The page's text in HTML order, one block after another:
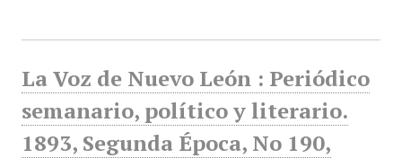
La Voz de Nuevo León : Periódico
semanario, político y literario.
1893, Segunda Época, No 190,